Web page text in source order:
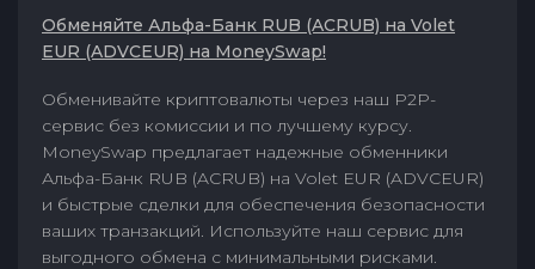
Обменяйте Альфа-Банк RUB (ACRUB) на Volet
EUR (ADVCEUR) на MoneySwap!
Обменивайте криптовалюты через наш P2P-
сервис без комиссии и по лучшему курсу.
MoneySwap предлагает надежные обменники
Альфа-Банк RUB (ACRUB) на Volet EUR (ADVCEUR)
и быстрые сделки для обеспечения безопасности
ваших транзакций. Используйте наш сервис для
выгодного обмена с минимальными рисками.